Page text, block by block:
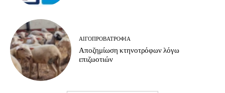
ΑΙΓΟΠΡΟΒΑΤΡΟΦΊΑ
Αποζημίωση κτηνοτρόφων λόγω
επιζωοτιών